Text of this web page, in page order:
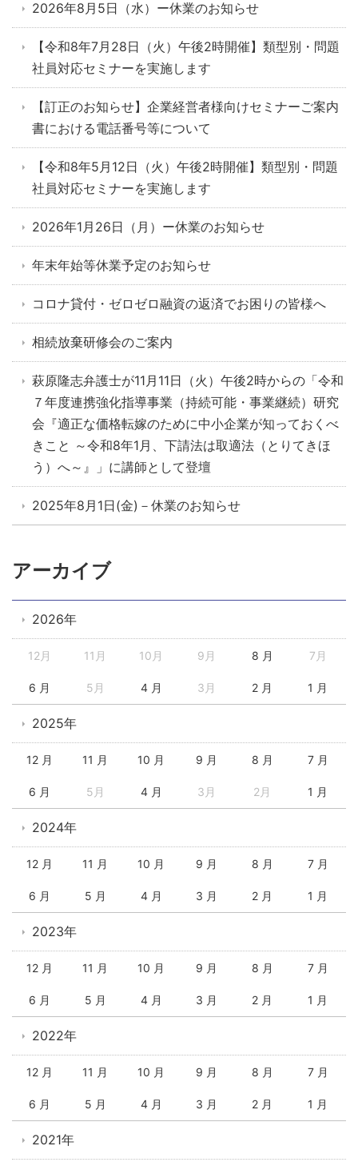
2026年8月5日（水）ー休業のお知らせ
【令和8年7月28日（火）午後2時開催】類型別・問題
社員対応セミナーを実施します
【訂正のお知らせ】企業経営者様向けセミナーご案内
書における電話番号等について
【令和8年5月12日（火）午後2時開催】類型別・問題
社員対応セミナーを実施します
2026年1月26日（月）ー休業のお知らせ
年末年始等休業予定のお知らせ
コロナ貸付・ゼロゼロ融資の返済でお困りの皆様へ
相続放棄研修会のご案内
萩原隆志弁護士が11月11日（火）午後2時からの「令和
７年度連携強化指導事業（持続可能・事業継続）研究
会『適正な価格転嫁のために中小企業が知っておくべ
きこと ～令和8年1月、下請法は取適法（とりてきほ
う）へ～』」に講師として登壇
2025年8月1日(金)－休業のお知らせ
アーカイブ
2026年
12月 11月 10月 9月 8 月 7月
6 月 5月 4 月 3月 2 月 1 月
2025年
12 月 11 月 10 月 9 月 8 月 7 月
6 月 5月 4 月 3月 2月 1 月
2024年
12 月 11 月 10 月 9 月 8 月 7 月
6 月 5 月 4 月 3 月 2 月 1 月
2023年
12 月 11 月 10 月 9 月 8 月 7 月
6 月 5 月 4 月 3 月 2 月 1 月
2022年
12 月 11 月 10 月 9 月 8 月 7 月
6 月 5 月 4 月 3 月 2 月 1 月
2021年